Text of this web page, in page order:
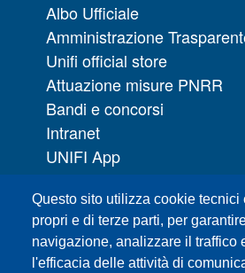
Questo sito utilizza cookie tecnici
propri e di terze parti, per
navigazione, analizzare il traffico
l'efficacia delle attività di
Albo Ufficiale
Amministrazione
Unifi official store
Attuazione misure PNRR
Bandi e concorsi
Intranet
UNIFI App
URP | Ufficio Relazioni con
Sedi